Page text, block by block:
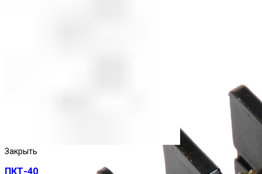
Закрыть
ПКТ-40